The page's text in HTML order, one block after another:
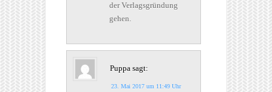
der Verlagsgründung
gehen.
Puppa sagt:
23. Mai 2017 um 11:49 Uhr